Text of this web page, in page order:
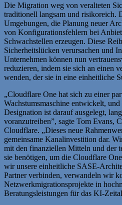
Die Migration weg von veralteten
traditionell langsam und risikoreich.
Umgebungen, die Planung neuer
von Konfigurationsfehlern bei
Schwachstellen erzeugen. Diese
Sicherheitslücken verursachen und
Unternehmen können nun
reduzieren, indem sie sich an einen
wenden, der sie in eine einheitliche
„Cloudflare One hat sich zu einer
Wachstumsmaschine entwickelt,
Designation ist darauf ausgelegt,
voranzutreiben”, sagte Tom Evans,
Cloudflare. „Dieses neue
gemeinsame Kanalinvestition dar.
mit den finanziellen Mitteln und der
sie benötigen, um die Cloudflare
wir unsere einheitliche SASE-
Partner verbinden, verwandeln wir
Netzwerkmigrationsprojekte in
Beratungsleistungen für das KI-